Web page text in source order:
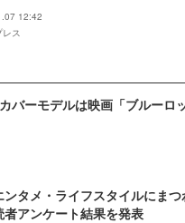
12:42
ス
バーモデルは映画「ブルーロ
ンタメ・ライフスタイルにま
者アンケート結果を発表